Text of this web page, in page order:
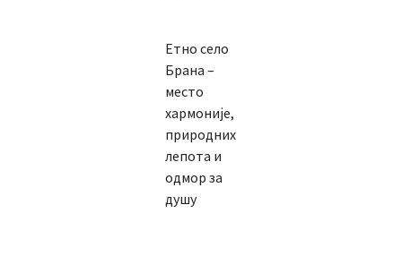
Етно село
Брана –
место
хармоније,
природних
лепота и
одмор за
душу